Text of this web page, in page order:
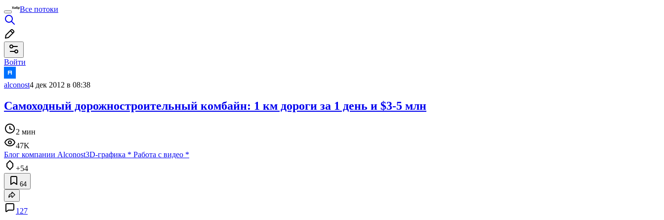
Все потоки
Войти
alconost4 дек 2012 в 08:38
Самоходный дорожностроительный комбайн: 1 км дороги за 1 день и $3-5 млн
2 мин
47K
Блог компании Alconost3D-графика * Работа с видео *
+54
64
127